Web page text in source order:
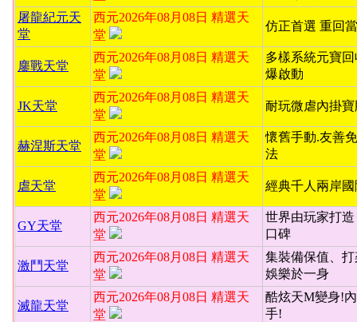
屠龍紀元天
堂
西元2026年08月08日 精選天
堂
仿正首選 重回
鏖戰天堂
西元2026年08月08日 精選天
堂
多樣系統元寶
爆啟動
JK天堂
西元2026年08月08日 精選天
堂
耐玩微虐內掛
赫涅斯天堂
西元2026年08月08日 精選天
堂
懷舊手動.友善
法
虐天堂
西元2026年08月08日 精選天
堂
經典千人兩岸
GY天堂
西元2026年08月08日 精選天
堂
世界由玩家打
口碑
激鬥天堂
西元2026年08月08日 精選天
堂
集裝備保值、
娛樂於一身
滅龍天堂
西元2026年08月08日 精選天
堂
酷炫天M變身!
手!